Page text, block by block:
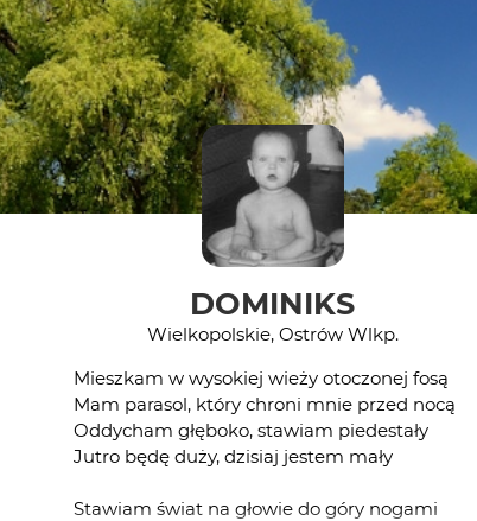
DOMINIKS
Wielkopolskie, Ostrów Wlkp.
Mieszkam w wysokiej wieży otoczonej fosą
Mam parasol, który chroni mnie przed nocą
Oddycham głęboko, stawiam piedestały
Jutro będę duży, dzisiaj jestem mały
Stawiam świat na głowie do góry nogami